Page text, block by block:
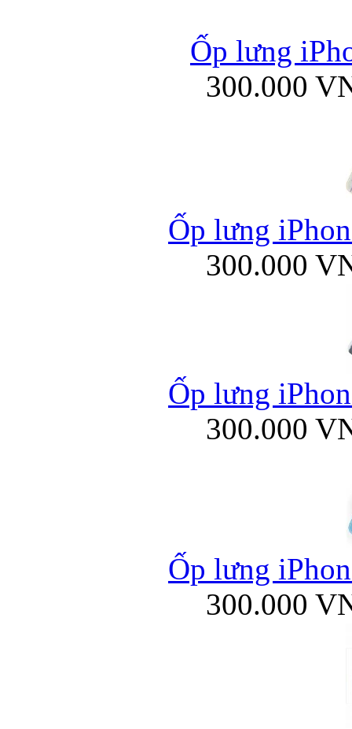
Ốp lưng
300.000
Ốp lưng
300.000
Ốp lưng
300.000
Ốp lưng
300.000